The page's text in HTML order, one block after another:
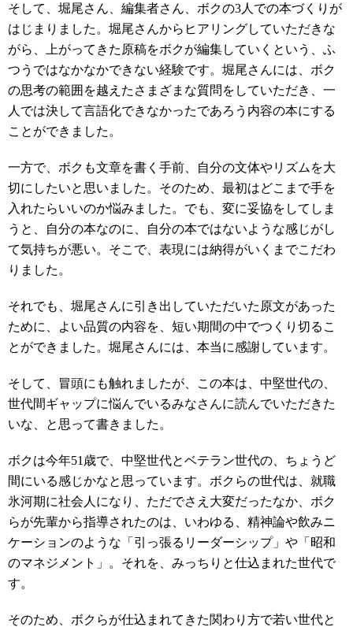
そして、堀尾さん、編集者さん、ボクの3人での本づくりが
はじまりました。堀尾さんからヒアリングしていただきな
がら、上がってきた原稿をボクが編集していくという、ふ
つうではなかなかできない経験です。堀尾さんには、ボク
の思考の範囲を越えたさまざまな質問をしていただき、一
人では決して言語化できなかったであろう内容の本にする
ことができました。
一方で、ボクも文章を書く手前、自分の文体やリズムを大
切にしたいと思いました。そのため、最初はどこまで手を
入れたらいいのか悩みました。でも、変に妥協をしてしま
うと、自分の本なのに、自分の本ではないような感じがし
て気持ちが悪い。そこで、表現には納得がいくまでこだわ
りました。
それでも、堀尾さんに引き出していただいた原文があった
ために、よい品質の内容を、短い期間の中でつくり切るこ
とができました。堀尾さんには、本当に感謝しています。
そして、冒頭にも触れましたが、この本は、中堅世代の、
世代間ギャップに悩んでいるみなさんに読んでいただきた
いな、と思って書きました。
ボクは今年51歳で、中堅世代とベテラン世代の、ちょうど
間にいる感じかなと思っています。ボクらの世代は、就職
氷河期に社会人になり、ただでさえ大変だったなか、ボク
らが先輩から指導されたのは、いわゆる、精神論や飲みニ
ケーションのような「引っ張るリーダーシップ」や「昭和
のマネジメント」。それを、みっちりと仕込まれた世代で
す。
そのため、ボクらが仕込まれてきた関わり方で若い世代と